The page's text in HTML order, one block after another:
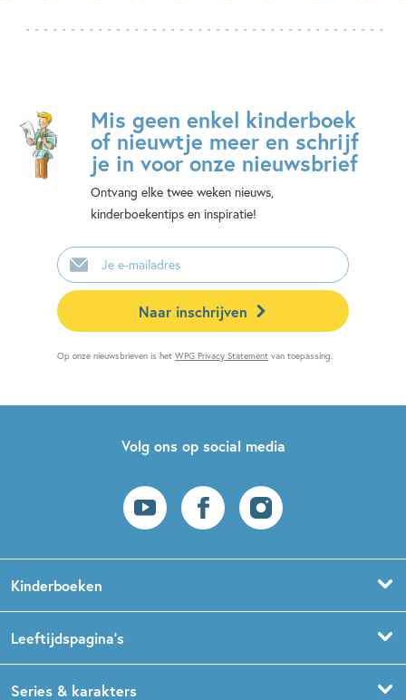
Mis geen enkel kinderboek
of nieuwtje meer en schrijf
je in voor onze nieuwsbrief
Ontvang elke twee weken nieuws,
kinderboekentips en inspiratie!
E-
mailadres
Naar inschrijven
Op onze nieuwsbrieven is hetWPG Privacy Statement van toepassing.
Volg ons op social media
Kinderboeken
Prentenboeken
Leeftijdspagina’s
Series & karakters